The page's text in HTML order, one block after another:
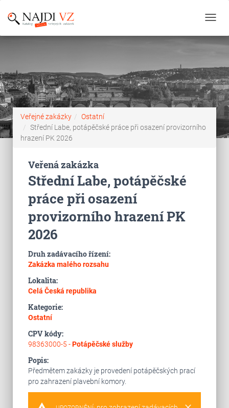
Veřejné zakázky
Ostatní
Střední Labe, potápěčské práce při osazení provizorního
hrazení PK 2026
Veřená zakázka
Střední Labe, potápěčské
práce při osazení
provizorního hrazení PK
2026
Druh zadávacího řízení:
Zakázka malého rozsahu
Lokalita:
Celá Česká republika
Kategorie:
Ostatní
CPV kódy:
98363000-5 -Potápěčské služby
Popis:
Předmětem zakázky je provedení potápěčských prací
pro zahrazení plavební komory.